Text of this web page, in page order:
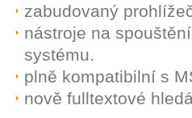
zabudovaný
nástroje na
systému.
plně kompatibilní s
nově fulltextové